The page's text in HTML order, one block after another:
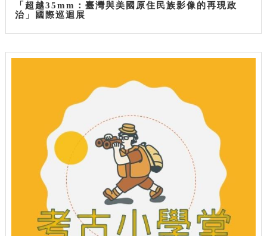
「超越35mm：臺灣與美國原住民族影像的再現政
治」國際巡迴展